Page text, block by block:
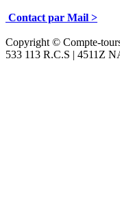
Contact par Mail >
Copyright © Compte-
533 113 R.C.S | 4511Z